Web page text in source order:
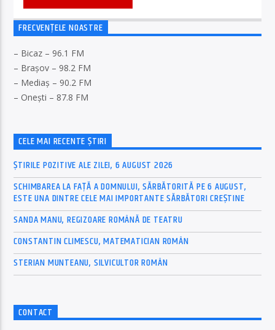
FRECVENȚELE NOASTRE
– Bicaz – 96.1 FM
– Brașov – 98.2 FM
– Mediaș – 90.2 FM
– Onești – 87.8 FM
CELE MAI RECENTE ȘTIRI
ȘTIRILE POZITIVE ALE ZILEI, 6 AUGUST 2026
SCHIMBAREA LA FAȚĂ A DOMNULUI, SĂRBĂTORITĂ PE 6 AUGUST,
ESTE UNA DINTRE CELE MAI IMPORTANTE SĂRBĂTORI CREȘTINE
SANDA MANU, REGIZOARE ROMÂNĂ DE TEATRU
CONSTANTIN CLIMESCU, MATEMATICIAN ROMÂN
STERIAN MUNTEANU, SILVICULTOR ROMÂN
CONTACT